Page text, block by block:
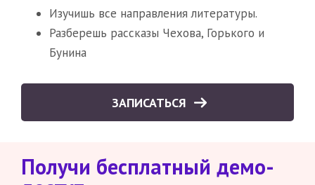
Изучишь все направления литературы.
Разберешь рассказы Чехова, Горького и
Бунина
ЗАПИСАТЬСЯ
Получи бесплатный демо-